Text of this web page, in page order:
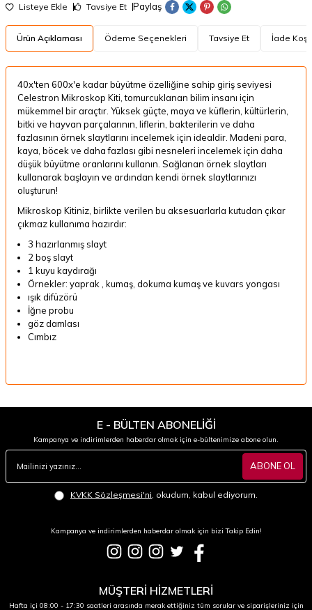
Listeye Ekle Tavsiye Et Paylaş
Ürün Açıklaması Ödeme Seçenekleri Tavsiye Et İade
40x'ten 600x'e kadar büyütme özelliğine sahip giriş seviyesi
Celestron Mikroskop Kiti, tomurcuklanan bilim insanı için
mükemmel bir araçtır. Yüksek güçte, maya ve küflerin, kültürlerin,
bitki ve hayvan parçalarının, liflerin, bakterilerin ve daha
fazlasının örnek slaytlarını incelemek için idealdir. Madeni para,
kaya, böcek ve daha fazlası gibi nesneleri incelemek için daha
düşük büyütme oranlarını kullanın. Sağlanan örnek slaytları
kullanarak başlayın ve ardından kendi örnek slaytlarınızı
oluşturun!
Mikroskop Kitiniz, birlikte verilen bu aksesuarlarla kutudan çıkar
çıkmaz kullanıma hazırdır:
3 hazırlanmış slayt
2 boş slayt
1 kuyu kaydırağı
Örnekler: yaprak
, kumaş, dokuma kumaş ve kuvars yongası
ışık difüzörü
İğne probu
göz damlası
Cımbız
E - BÜLTEN ABONELİĞİ
Kampanya ve indirimlerden haberdar olmak için e-bültenimize abone olun.
ABONE OL
KVKK Sözleşmesi'ni , okudum, kabul ediyorum.
Kampanya ve indirimlerden haberdar olmak için bizi Takip Edin!
MÜŞTERİ HİZMETLERİ
Hafta içi 08:00 - 17:30 saatleri arasında merak ettiğiniz tüm sorular ve siparişleriniz için